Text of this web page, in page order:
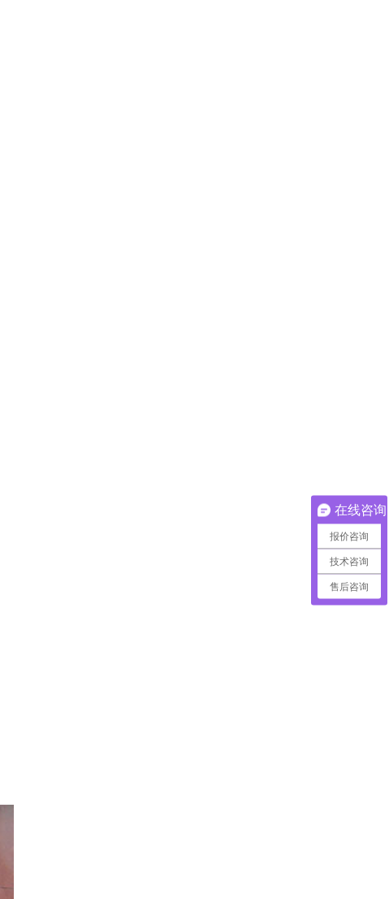
在线咨询
报价咨询
技术咨询
售后咨询